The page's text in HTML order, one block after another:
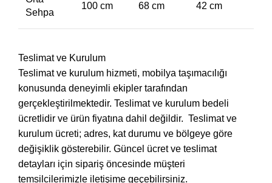
Sehpa
100 cm 68 cm 42 cm
Teslimat ve Kurulum
Teslimat ve kurulum hizmeti, mobilya taşımacılığı
konusunda deneyimli ekipler tarafından
gerçekleştirilmektedir. Teslimat ve kurulum bedeli
ücretlidir ve ürün fiyatına dahil değildir. ‎ Teslimat ve
kurulum ücreti; adres, kat durumu ve bölgeye göre
değişiklik gösterebilir. Güncel ücret ve teslimat
detayları için sipariş öncesinde müşteri
temsilcilerimizle iletişime geçebilirsiniz.